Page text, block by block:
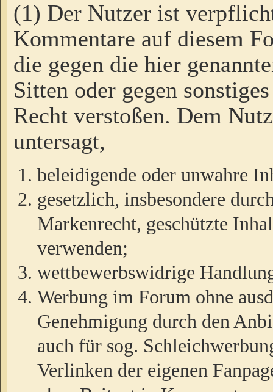
(1) Der Nutzer ist
Kommentare auf diesem
die gegen die hier
Sitten oder gegen
Recht verstoßen. Dem
untersagt,
beleidigende oder unwahre
gesetzlich, insbesondere
Markenrecht, geschützte
verwenden;
wettbewerbswidrige
Werbung im Forum ohne
Genehmigung durch den
auch für sog.
Verlinken der eigenen